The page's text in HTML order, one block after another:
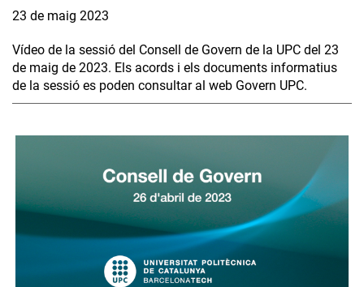
23 de maig 2023
Vídeo de la sessió del Consell de Govern de la UPC del 23
de maig de 2023. Els acords i els documents informatius
de la sessió es poden consultar al web Govern UPC.